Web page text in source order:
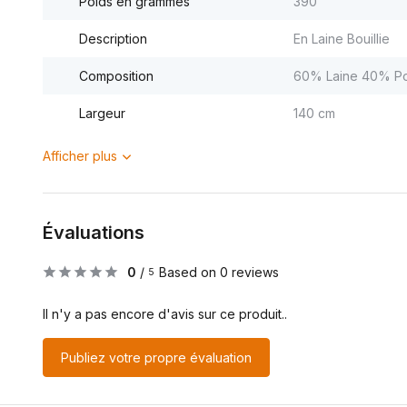
Description En Laine Bouillie
Composition 60% Laine 40%
Largeur 140 cm
Afficher plus
Évaluations
0 / 5 Based on 0 reviews
Il n'y a pas encore d'avis sur ce produit..
Publiez votre propre évaluation